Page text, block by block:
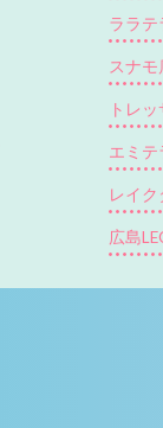
ララテ
スナモ
トレ
エミテ
レイク
広島